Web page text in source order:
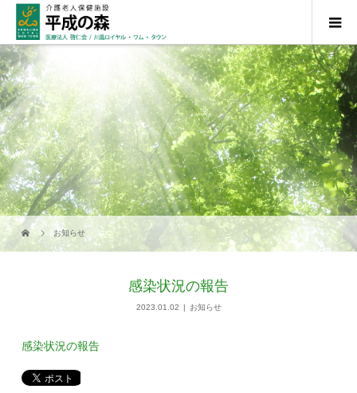
お知らせ
感染状況の報告
2023.01.02 お知らせ
感染状況の報告